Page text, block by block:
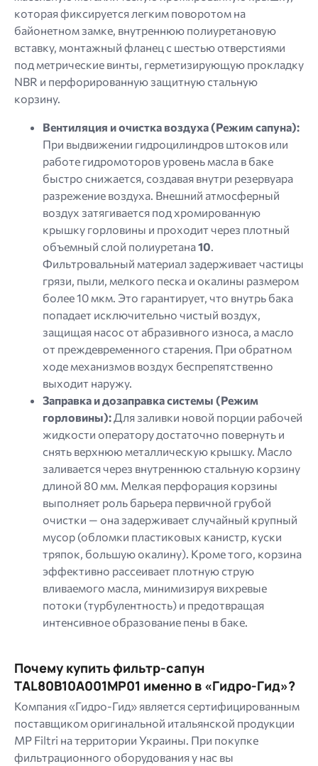
которая фиксируется легким поворотом на
байонетном замке, внутреннюю полиуретановую
вставку, монтажный фланец с шестью отверстиями
под метрические винты, герметизирующую прокладку
NBR и перфорированную защитную стальную
корзину.
Вентиляция и очистка воздуха (Режим сапуна):
При выдвижении гидроцилиндров штоков или
работе гидромоторов уровень масла в баке
быстро снижается, создавая внутри резервуара
разрежение воздуха. Внешний атмосферный
воздух затягивается под хромированную
крышку горловины и проходит через плотный
объемный слой полиуретана10
Фильтровальный материал задерживает частицы
грязи, пыли, мелкого песка и окалины размером
более 10 мкм. Это гарантирует, что внутрь бака
попадает исключительно чистый воздух,
защищая насос от абразивного износа, а масло
от преждевременного старения. При обратном
ходе механизмов воздух беспрепятственно
выходит наружу.
Заправка и дозаправка системы (Режим
горловины): Для заливки новой порции рабочей
жидкости оператору достаточно повернуть и
снять верхнюю металлическую крышку. Масло
заливается через внутреннюю стальную корзину
длиной 80 мм. Мелкая перфорация корзины
выполняет роль барьера первичной грубой
очистки — она задерживает случайный крупный
мусор (обломки пластиковых канистр, куски
тряпок, большую окалину). Кроме того, корзина
эффективно рассеивает плотную струю
вливаемого масла, минимизируя вихревые
потоки (турбулентность) и предотвращая
интенсивное образование пены в баке.
Почему купить фильтр-сапун
TAL80B10A001MP01 именно в «Гидро-Гид»?
Компания «Гидро-Гид» является сертифицированным
поставщиком оригинальной итальянской продукции
MP Filtri на территории Украины. При покупке
фильтрационного оборудования у нас вы